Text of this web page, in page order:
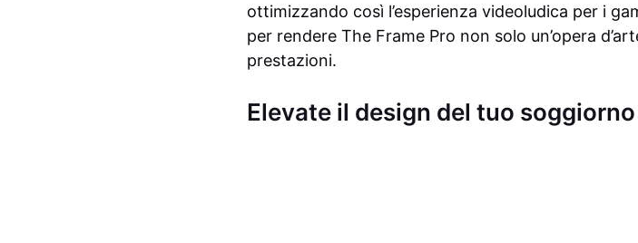
ottimizzando così l’esperienza videoludica per i
per rendere The Frame Pro non solo un’opera
prestazioni.
Elevate il design del tuo soggiorno